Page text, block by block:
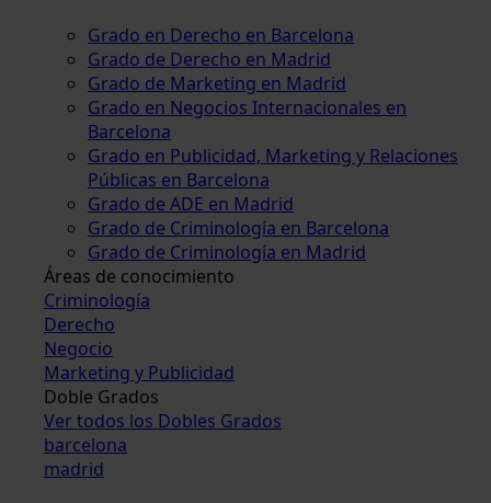
Grado en Derecho en Barcelona
Grado de Derecho en Madrid
Grado de Marketing en Madrid
Grado en Negocios Internacionales en
Barcelona
Grado en Publicidad, Marketing y Relaciones
Públicas en Barcelona
Grado de ADE en Madrid
Grado de Criminología en Barcelona
Grado de Criminología en Madrid
Áreas de conocimiento
Criminología
Derecho
Negocio
Marketing y Publicidad
Doble Grados
Ver todos los Dobles Grados
barcelona
madrid